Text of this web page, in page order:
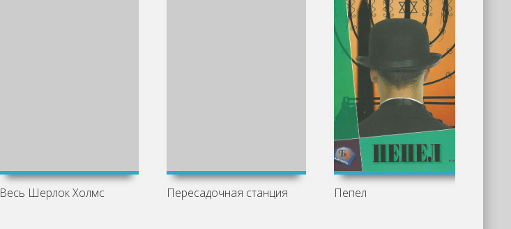
Весь Шерлок Холмс Пересадочная станция Пепел